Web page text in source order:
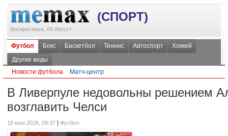
(СПОРТ)
Воскресенье, 09 Август
Футбол Бокс Баскетбол Теннис Автоспорт
Хоккей
Другие виды
Новости футбола
Матч-центр
В Ливерпуле недовольны решением
возглавить Челси
18 мая 2026, 09:37 Футбол